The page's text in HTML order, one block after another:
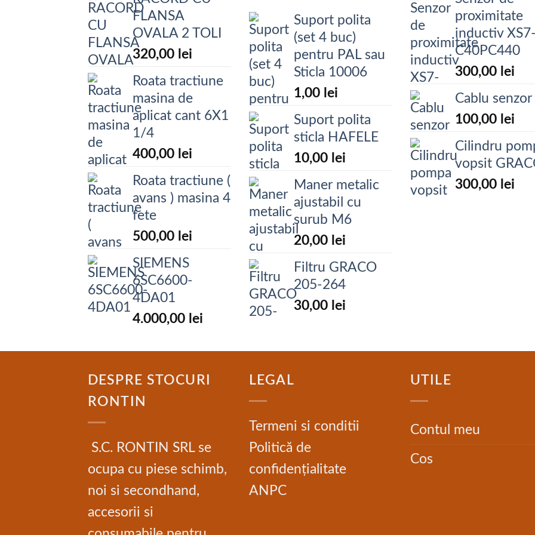
FLANSA
OVALA 2 TOLI
320,00 lei
Roata tractiune
masina de
aplicat cant 6X1
1/4
400,00 lei
Roata tractiune (
avans ) masina 4
fete
500,00 lei
SIEMENS
6SC6600-
4DA01
4.000,00 lei
Suport polita
(set 4 buc)
pentru PAL sau
Sticla 10006
1,00 lei
Suport polita
sticla HAFELE
10,00 lei
Maner metalic
ajustabil cu
surub M6
20,00 lei
Filtru GRACO
205-264
30,00 lei
proximitate
inductiv XS7-
C40PC440
300,00 lei
Cablu senzor
100,00 lei
Cilindru
vopsit
300,00 lei
DESPRE STOCURI
RONTIN
S.C. RONTIN SRL se
ocupa cu piese schimb,
noi si secondhand,
accesorii si
LEGAL
Termeni si conditii
Politică de
confidențialitate
ANPC
UTILE
Contul meu
Cos